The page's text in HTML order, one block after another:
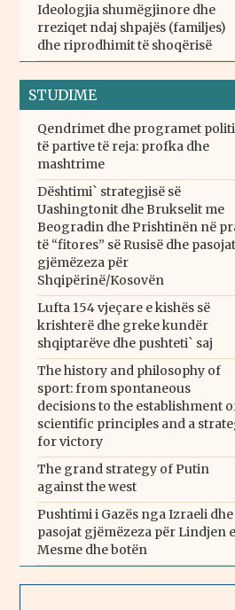
Ideologjia shumëgjinore dhe
rreziqet ndaj shpajës (familjes)
dhe riprodhimit të shoqërisë
STUDIME
Qendrimet dhe programet
të partive të reja: profka dhe
mashtrime
Dështimi` strategjisë së
Uashingtonit dhe Brukselit me
Beogradin dhe Prishtinën në
të “fitores” së Rusisë dhe pasojat
gjëmëzeza për
Shqipërinë/Kosovën
Lufta 154 vjeçare e kishës së
krishterë dhe greke kundër
shqiptarëve dhe pushteti` saj
The history and philosophy of
sport: from spontaneous
decisions to the establishment
scientific principles and a
for victory
The grand strategy of Putin
against the west
Pushtimi i Gazës nga Izraeli dhe
pasojat gjëmëzeza për Lindjen e
Mesme dhe botën